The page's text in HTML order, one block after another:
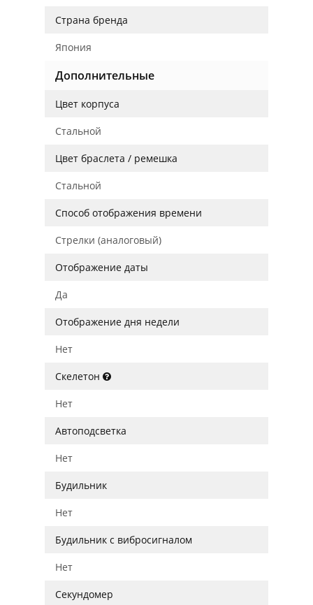
Страна бренда
Япония
Дополнительные
Цвет корпуса
Стальной
Цвет браслета / ремешка
Стальной
Способ отображения времени
Стрелки (аналоговый)
Отображение даты
Да
Отображение дня недели
Нет
Скелетон
Нет
Автоподсветка
Нет
Будильник
Нет
Будильник с вибросигналом
Нет
Секундомер